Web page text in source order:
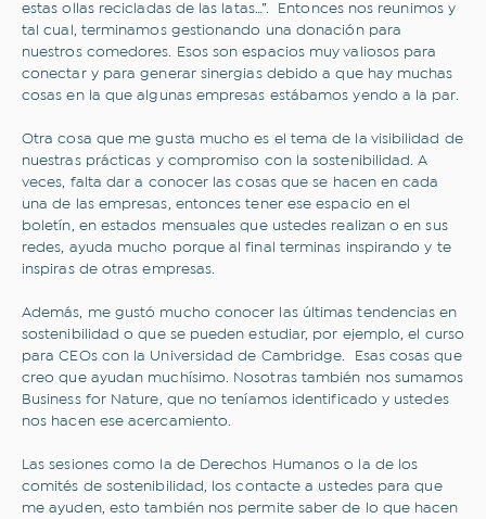
estas ollas recicladas de las latas…”. Entonces nos reunimos y
tal cual, terminamos gestionando una donación para
nuestros comedores. Esos son espacios muy valiosos para
conectar y para generar sinergias debido a que hay muchas
cosas en la que algunas empresas estábamos yendo a la par.
Otra cosa que me gusta mucho es el tema de la visibilidad de
nuestras prácticas y compromiso con la sostenibilidad. A
veces, falta dar a conocer las cosas que se hacen en cada
una de las empresas, entonces tener ese espacio en el
boletín, en estados mensuales que ustedes realizan o en sus
redes, ayuda mucho porque al final terminas inspirando y te
inspiras de otras empresas.
Además, me gustó mucho conocer las últimas tendencias en
sostenibilidad o que se pueden estudiar, por ejemplo, el curso
para CEOs con la Universidad de Cambridge. Esas cosas que
creo que ayudan muchísimo. Nosotras también nos sumamos
Business for Nature, que no teníamos identificado y ustedes
nos hacen ese acercamiento.
Las sesiones como la de Derechos Humanos o la de los
comités de sostenibilidad, los contacte a ustedes para que
me ayuden, esto también nos permite saber de lo que hacen